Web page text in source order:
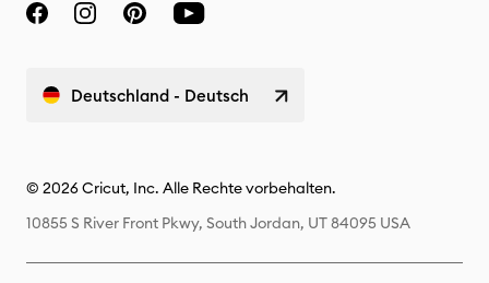
Deutschland - Deutsch
© 2026 Cricut, Inc. Alle Rechte vorbehalten.
10855 S River Front Pkwy, South Jordan, UT 84095 USA